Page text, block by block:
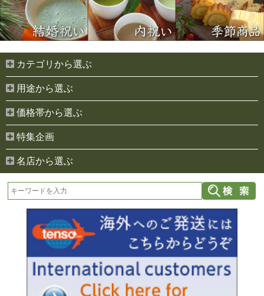
お買い物を続ける カートへ進む
カテゴリから選ぶ
用途から選ぶ
価格帯から選ぶ
特集企画
名店から選ぶ